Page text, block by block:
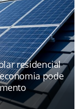
residencial
pode